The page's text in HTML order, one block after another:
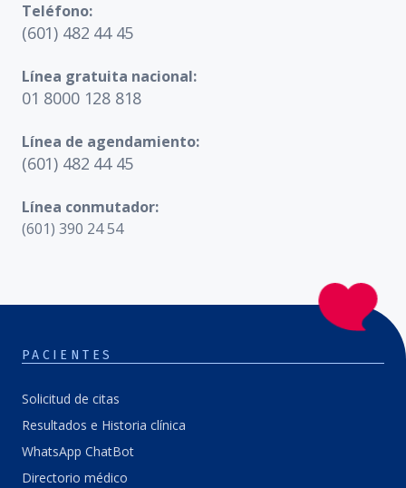
Teléfono:
(601) 482 44 45
Línea gratuita nacional:
01 8000 128 818
Línea de agendamiento:
(601) 482 44 45
Línea conmutador:
(601) 390 24 54
PACIENTES
Solicitud de citas
Resultados e Historia clínica
WhatsApp ChatBot
Directorio médico